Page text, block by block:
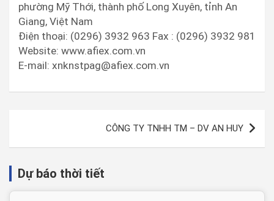
phường Mỹ Thới, thành phố Long Xuyên, tỉnh An
Giang, Việt Nam
Điện thoại: (0296) 3932 963 Fax : (0296) 3932 981
Website: www.afiex.com.vn
E-mail: xnknstpag@afiex.com.vn
CÔNG TY TNHH TM – DV AN HUY
Dự báo thời tiết